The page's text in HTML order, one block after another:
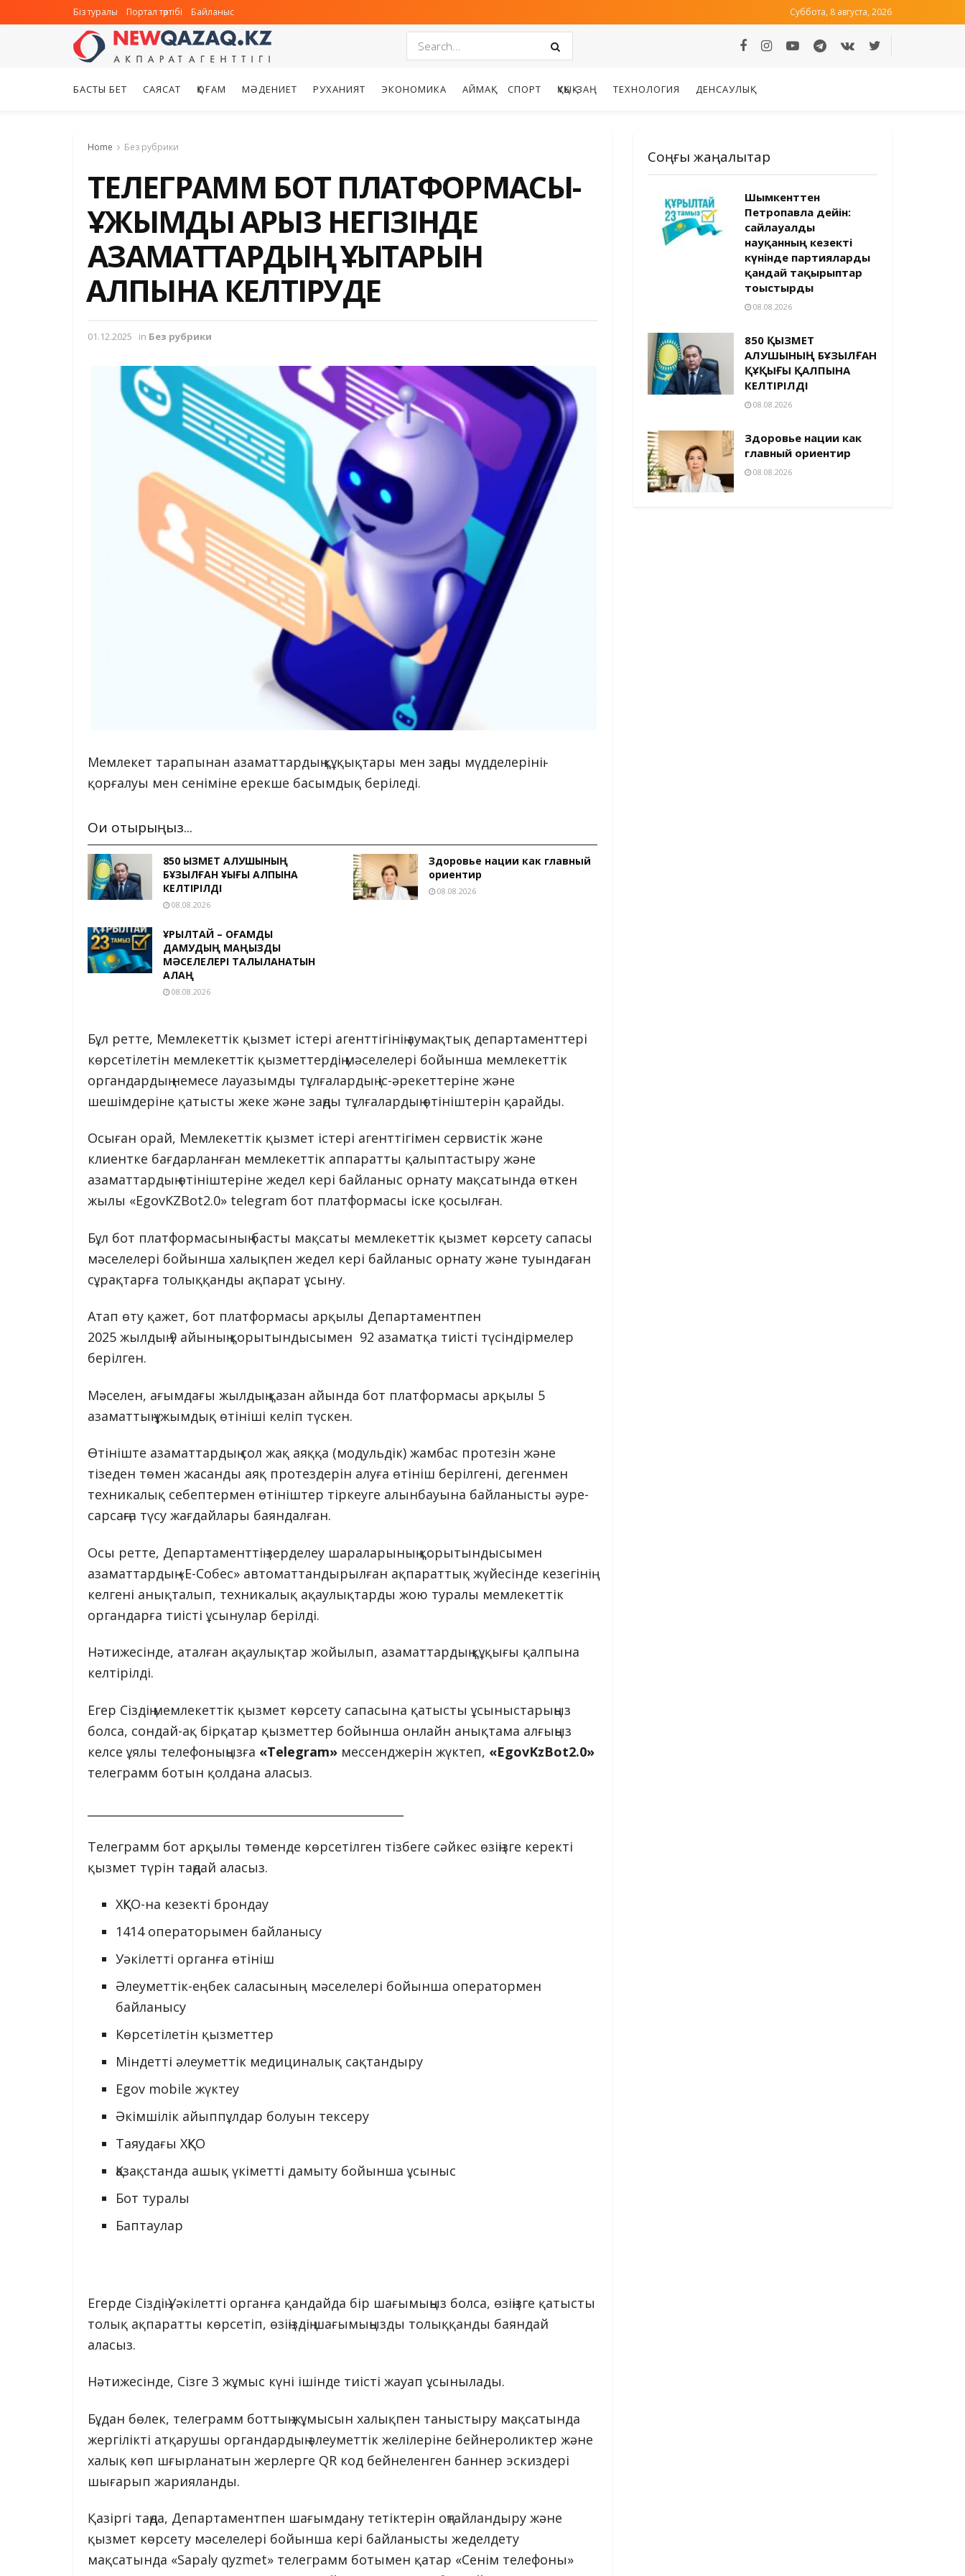
Біз туралы Портал тәртібі Байланыс Суббота, 8 августа, 2026
БАСТЫ БЕТ САЯСАТ ҚОҒАМ МӘДЕНИЕТ РУХАНИЯТ ЭКОНОМИКА АЙМАҚ СПОРТ ҚҰҚЫҚ-ЗАҢ ТЕХНОЛОГИЯ ДЕНСАУЛЫҚ
Home Без рубрики
ТЕЛЕГРАММ БОТ ПЛАТФОРМАСЫ-
ҰЖЫМДЫҚ АРЫЗ НЕГІЗІНДЕ
АЗАМАТТАРДЫҢ ҚҰҚЫҚТАРЫН
ҚАЛПЫНА КЕЛТІРУДЕ
01.12.2025 in Без рубрики
Мемлекет тарапынан азаматтардың құқықтары мен заңды мүдделерінің
қорғалуы мен сеніміне ерекше басымдық беріледі.
Оқи отырыңыз...
850 ҚЫЗМЕТ АЛУШЫНЫҢ
БҰЗЫЛҒАН ҚҰҚЫҒЫ ҚАЛПЫНА
КЕЛТІРІЛДІ
08.08.2026
Здоровье нации как главный
ориентир
08.08.2026
ҚҰРЫЛТАЙ – ҚОҒАМДЫҚ
ДАМУДЫҢ МАҢЫЗДЫ
МӘСЕЛЕЛЕРІ ТАЛҚЫЛАНАТЫН
АЛАҢ
08.08.2026
Бұл ретте, Мемлекеттік қызмет істері агенттігінің аумақтық департаменттері
көрсетілетін мемлекеттік қызметтердің мәселелері бойынша мемлекеттік
органдардың немесе лауазымды тұлғалардың іс-әрекеттеріне және
шешімдеріне қатысты жеке және заңды тұлғалардың өтініштерін қарайды.
Осыған орай, Мемлекеттік қызмет істері агенттігімен сервистік және
клиентке бағдарланған мемлекеттік аппаратты қалыптастыру және
азаматтардың өтініштеріне жедел кері байланыс орнату мақсатында өткен
жылы «EgovKZBot2.0» telegram бот платформасы іске қосылған.
Бұл бот платформасының басты мақсаты мемлекеттік қызмет көрсету сапасы
мәселелері бойынша халықпен жедел кері байланыс орнату және туындаған
сұрақтарға толыққанды ақпарат ұсыну.
Атап өту қажет, бот платформасы арқылы Департаментпен
2025 жылдың 9 айының қорытындысымен 92 азаматқа тиісті түсіндірмелер
берілген.
Мәселен, ағымдағы жылдың қазан айында бот платформасы арқылы 5
азаматтың ұжымдық өтініші келіп түскен.
Өтініште азаматтардың сол жақ аяққа (модульдік) жамбас протезін және
тізеден төмен жасанды аяқ протездерін алуға өтініш берілгені, дегенмен
техникалық себептермен өтініштер тіркеуге алынбауына байланысты әуре-
сарсаңға түсу жағдайлары баяндалған.
Осы ретте, Департаменттің зерделеу шараларының қорытындысымен
азаматтардың «Е-Собес» автоматтандырылған ақпараттық жүйесінде кезегінің
келгені анықталып, техникалық ақаулықтарды жою туралы мемлекеттік
органдарға тиісті ұсынулар берілді.
Нәтижесінде, аталған ақаулықтар жойылып, азаматтардың құқығы қалпына
келтірілді.
Егер Сіздің мемлекеттік қызмет көрсету сапасына қатысты ұсыныстарыңыз
болса, сондай-ақ бірқатар қызметтер бойынша онлайн анықтама алғыңыз
келсе ұялы телефоныңызға «Telegram» мессенджерін жүктеп, «EgovKzBot2.0»
телеграмм ботын қолдана аласыз.
Телеграмм бот арқылы төменде көрсетілген тізбеге сәйкес өзіңізге керекті
қызмет түрін таңдай аласыз.
ХҚКО-на кезекті брондау
1414 операторымен байланысу
Уәкілетті органға өтініш
Әлеуметтік-еңбек саласының мәселелері бойынша оператормен
байланысу
Көрсетілетін қызметтер
Міндетті әлеуметтік медициналық сақтандыру
Egov mobile жүктеу
Әкімшілік айыппұлдар болуын тексеру
Таяудағы ХҚКО
Қазақстанда ашық үкіметті дамыту бойынша ұсыныс
Бот туралы
Баптаулар
Егерде Сіздің Уәкілетті органға қандайда бір шағымыңыз болса, өзіңізге қатысты
толық ақпаратты көрсетіп, өзіңіздің шағымыңызды толыққанды баяндай
аласыз.
Нәтижесінде, Сізге 3 жұмыс күні ішінде тиісті жауап ұсынылады.
Бұдан бөлек, телеграмм боттың жұмысын халықпен таныстыру мақсатында
жергілікті атқарушы органдардың әлеуметтік желілеріне бейнероликтер және
халық көп шғырланатын жерлерге QR код бейнеленген баннер эскиздері
шығарып жарияланды.
Қазіргі таңда, Департаментпен шағымдану тетіктерін оңтайландыру және
қызмет көрсету мәселелері бойынша кері байланысты жеделдету
мақсатында «Sapaly qyzmet» телеграмм ботымен қатар «Сенім телефоны»
Соңғы жаңалықтар
Шымкенттен
Петропавлға дейін:
сайлауалды
науқанның кезекті
күнінде партияларды
қандай тақырыптар
тоғыстырды
08.08.2026
850 ҚЫЗМЕТ
АЛУШЫНЫҢ БҰЗЫЛҒАН
ҚҰҚЫҒЫ ҚАЛПЫНА
КЕЛТІРІЛДІ
08.08.2026
Здоровье нации как
главный ориентир
08.08.2026